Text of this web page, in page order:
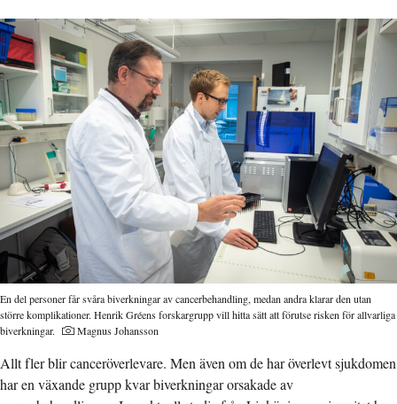
En del personer får svåra biverkningar av cancerbehandling, medan andra klarar den utan
större komplikationer. Henrik Gréens forskargrupp vill hitta sätt att förutse risken för allvarliga
biverkningar.
Fotograf:
Magnus Johansson
Allt fler blir canceröverlevare. Men även om de har överlevt sjukdomen
har en växande grupp kvar biverkningar orsakade av